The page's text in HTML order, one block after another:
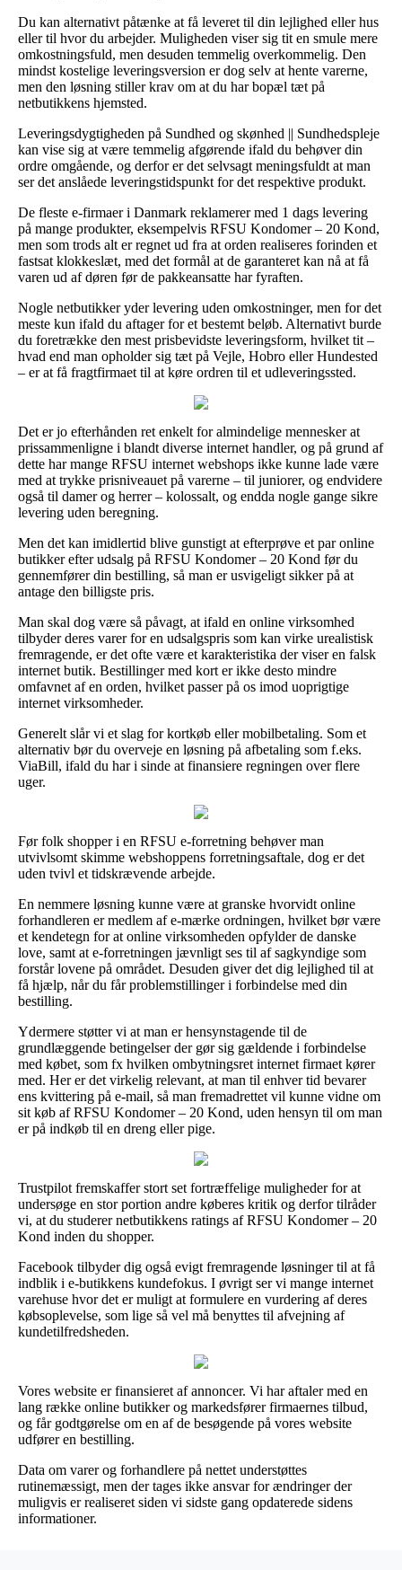
Du kan alternativt påtænke at få leveret til din lejlighed eller hus
eller til hvor du arbejder. Muligheden viser sig tit en smule mere
omkostningsfuld, men desuden temmelig overkommelig. Den
mindst kostelige leveringsversion er dog selv at hente varerne,
men den løsning stiller krav om at du har bopæl tæt på
netbutikkens hjemsted.
Leveringsdygtigheden på Sundhed og skønhed || Sundhedspleje
kan vise sig at være temmelig afgørende ifald du behøver din
ordre omgående, og derfor er det selvsagt meningsfuldt at man
ser det anslåede leveringstidspunkt for det respektive produkt.
De fleste e-firmaer i Danmark reklamerer med 1 dags levering
på mange produkter, eksempelvis RFSU Kondomer – 20 Kond,
men som trods alt er regnet ud fra at orden realiseres forinden et
fastsat klokkeslæt, med det formål at de garanteret kan nå at få
varen ud af døren før de pakkeansatte har fyraften.
Nogle netbutikker yder levering uden omkostninger, men for det
meste kun ifald du aftager for et bestemt beløb. Alternativt burde
du foretrække den mest prisbevidste leveringsform, hvilket tit –
hvad end man opholder sig tæt på Vejle, Hobro eller Hundested
– er at få fragtfirmaet til at køre ordren til et udleveringssted.
Det er jo efterhånden ret enkelt for almindelige mennesker at
prissammenligne i blandt diverse internet handler, og på grund af
dette har mange RFSU internet webshops ikke kunne lade være
med at trykke prisniveauet på varerne – til juniorer, og endvidere
også til damer og herrer – kolossalt, og endda nogle gange sikre
levering uden beregning.
Men det kan imidlertid blive gunstigt at efterprøve et par online
butikker efter udsalg på RFSU Kondomer – 20 Kond før du
gennemfører din bestilling, så man er usvigeligt sikker på at
antage den billigste pris.
Man skal dog være så påvagt, at ifald en online virksomhed
tilbyder deres varer for en udsalgspris som kan virke urealistisk
fremragende, er det ofte være et karakteristika der viser en falsk
internet butik. Bestillinger med kort er ikke desto mindre
omfavnet af en orden, hvilket passer på os imod uoprigtige
internet virksomheder.
Generelt slår vi et slag for kortkøb eller mobilbetaling. Som et
alternativ bør du overveje en løsning på afbetaling som f.eks.
ViaBill, ifald du har i sinde at finansiere regningen over flere
uger.
Før folk shopper i en RFSU e-forretning behøver man
utvivlsomt skimme webshoppens forretningsaftale, dog er det
uden tvivl et tidskrævende arbejde.
En nemmere løsning kunne være at granske hvorvidt online
forhandleren er medlem af e-mærke ordningen, hvilket bør være
et kendetegn for at online virksomheden opfylder de danske
love, samt at e-forretningen jævnligt ses til af sagkyndige som
forstår lovene på området. Desuden giver det dig lejlighed til at
få hjælp, når du får problemstillinger i forbindelse med din
bestilling.
Ydermere støtter vi at man er hensynstagende til de
grundlæggende betingelser der gør sig gældende i forbindelse
med købet, som fx hvilken ombytningsret internet firmaet kører
med. Her er det virkelig relevant, at man til enhver tid bevarer
ens kvittering på e-mail, så man fremadrettet vil kunne vidne om
sit køb af RFSU Kondomer – 20 Kond, uden hensyn til om man
er på indkøb til en dreng eller pige.
Trustpilot fremskaffer stort set fortræffelige muligheder for at
undersøge en stor portion andre køberes kritik og derfor tilråder
vi, at du studerer netbutikkens ratings af RFSU Kondomer – 20
Kond inden du shopper.
Facebook tilbyder dig også evigt fremragende løsninger til at få
indblik i e-butikkens kundefokus. I øvrigt ser vi mange internet
varehuse hvor det er muligt at formulere en vurdering af deres
købsoplevelse, som lige så vel må benyttes til afvejning af
kundetilfredsheden.
Vores website er finansieret af annoncer. Vi har aftaler med en
lang række online butikker og markedsfører firmaernes tilbud,
og får godtgørelse om en af de besøgende på vores website
udfører en bestilling.
Data om varer og forhandlere på nettet understøttes
rutinemæssigt, men der tages ikke ansvar for ændringer der
muligvis er realiseret siden vi sidste gang opdaterede sidens
informationer.